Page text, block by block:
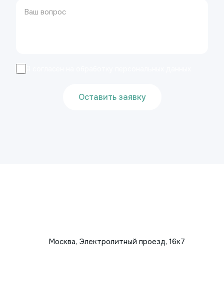
Оставить заявку
Москва, Электролитный проезд, 16к7